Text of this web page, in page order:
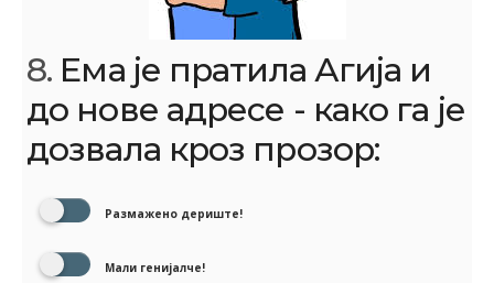
8. Ема је пратила Агија и
до нове адресе - како га је
дозвала кроз прозор:
Размажено дериште!
Мали генијалче!